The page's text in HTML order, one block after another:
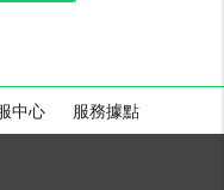
中心 服務據點